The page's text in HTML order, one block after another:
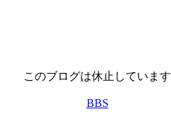
このブログは休止しています
BBS